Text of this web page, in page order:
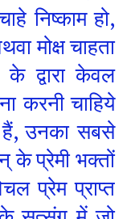
निष्काम हो,
मोक्ष चाहता
द्वारा केवल
करनी चाहिये
उनका सबसे
के प्रेमी भक्तों
प्रेम प्राप्त